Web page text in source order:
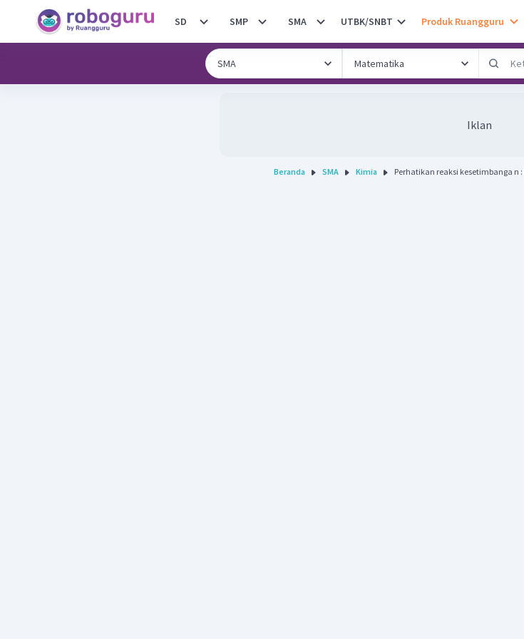
SD SMP SMA UTBK/SNBT Produk Ruangguru
Iklan
Beranda SMA Kimia